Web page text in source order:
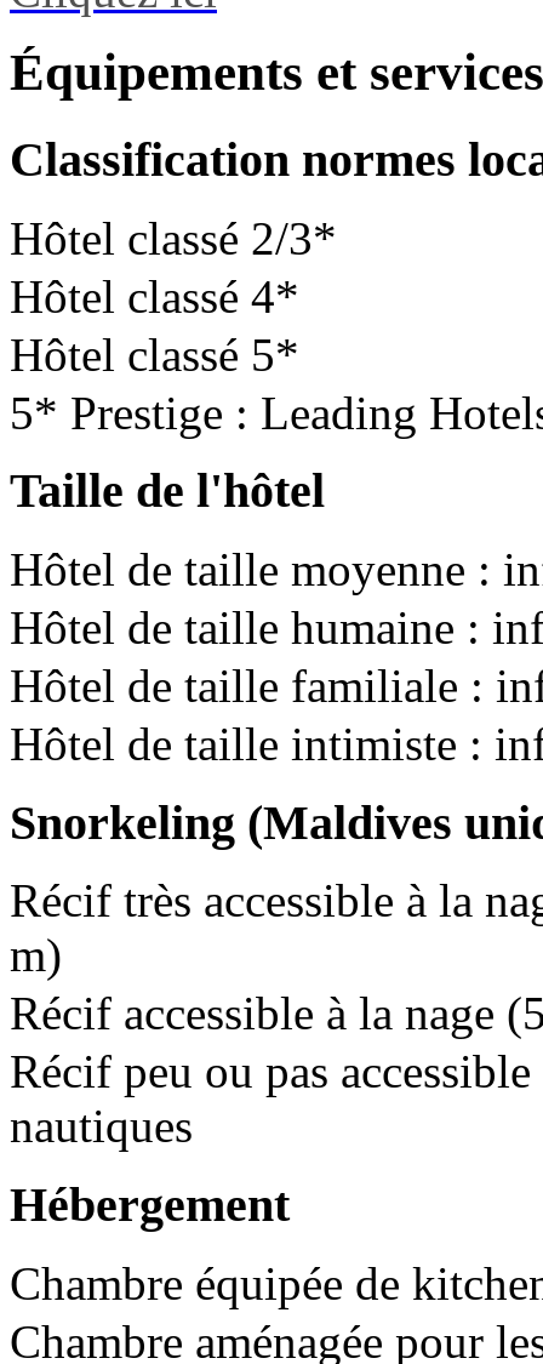
Équipements et
Classification normes
Hôtel classé 2/3*
Hôtel classé 4*
Hôtel classé 5*
5* Prestige : Leading
Taille de l'hôtel
Hôtel de taille moyenne :
Hôtel de taille humaine :
Hôtel de taille familiale :
Hôtel de taille intimiste :
Snorkeling (Maldives
Récif très accessible à la
m)
Récif accessible à la nage
Récif peu ou pas
nautiques
Hébergement
Chambre équipée de
Chambre aménagée pour